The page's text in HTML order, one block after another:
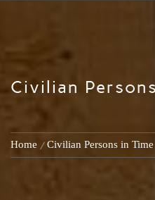
Civilian
Home Civilian Persons in